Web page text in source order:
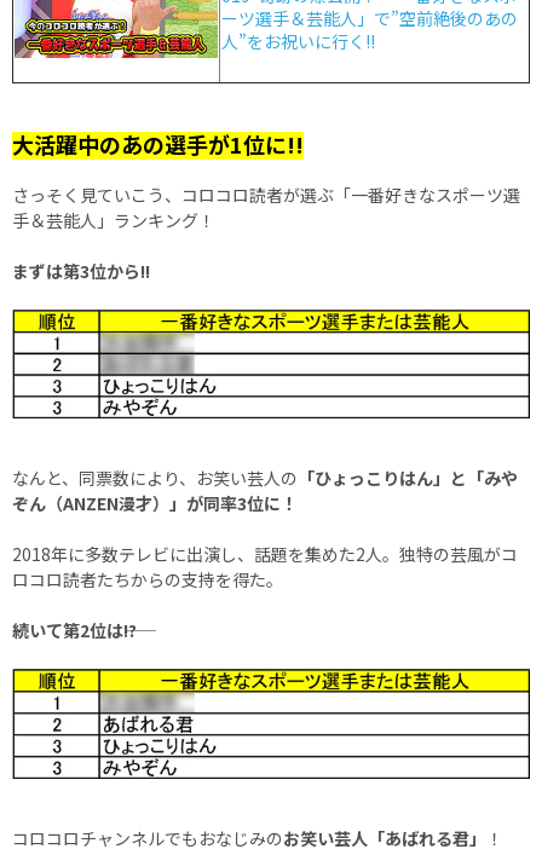
ーツ選手＆芸能人」で”空前絶後のあの
人”をお祝いに行く!!
大活躍中のあの選手が1位に!!
さっそく見ていこう、コロコロ読者が選ぶ「一番好きなスポーツ選
手＆芸能人」ランキング！
まずは第3位から!!
なんと、同票数により、お笑い芸人の 「ひょっこりはん」と「みや
ぞん（ANZEN漫才）」が同率3位に！
2018年に多数テレビに出演し、話題を集めた2人。独特の芸風がコ
ロコロ読者たちからの支持を得た。
続いて第2位は――!?
コロコロチャンネルでもおなじみのお笑い芸人「あばれる君」 ！